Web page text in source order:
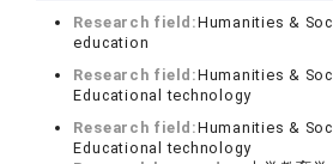
Research field:Humanities &
education
Research field:Humanities &
Educational technology
Research field:Humanities &
Educational technology